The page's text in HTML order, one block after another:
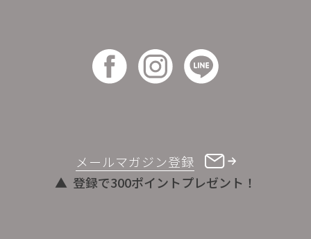
メールマガジン登録
登録で300ポイントプレゼント！